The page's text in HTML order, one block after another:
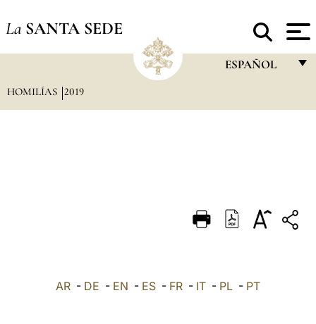
La SANTA SEDE
ESPAÑOL
DEUTSCH
العربيّة
HOMILÍAS 2019
AR - DE - EN - ES - FR - IT - PL - PT